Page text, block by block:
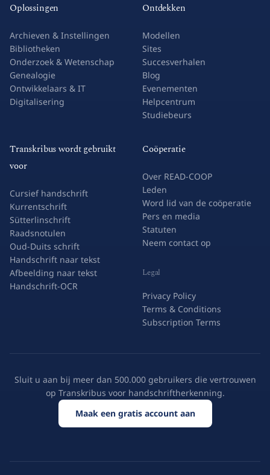
Oplossingen
Archieven & Instellingen
Bibliotheken
Onderzoek & Wetenschap
Genealogie
Ontwikkelaars & IT
Digitalisering
Ontdekken
Modellen
Sites
Succesverhalen
Blog
Evenementen
Helpcentrum
Studiebeurs
Transkribus wordt gebruikt
voor
Cursief handschrift
Kurrentschrift
Sütterlinschrift
Raadsnotulen
Oud-Duits schrift
Handschrift naar tekst
Afbeelding naar tekst
Handschrift-OCR
Coöperatie
Over READ-COOP
Leden
Word lid van de coöperatie
Pers en media
Statuten
Neem contact op
Legal
Privacy Policy
Terms & Conditions
Subscription Terms
Sluit u aan bij meer dan 500.000 gebruikers die vertrouwen
op Transkribus voor handschriftherkenning.
Maak een gratis account aan